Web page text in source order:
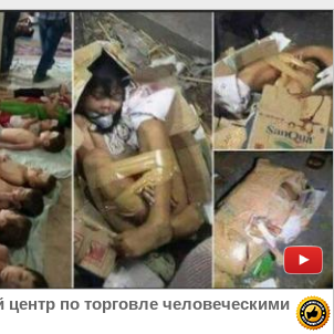
по торговле человеческими